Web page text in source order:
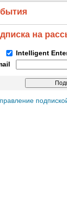
на
Intelligent